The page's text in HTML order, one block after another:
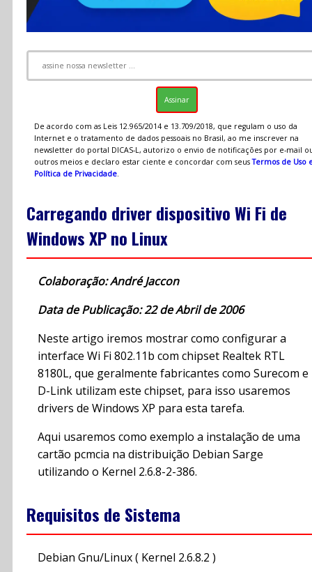
De acordo com as Leis 12.965/2014 e 13.709/2018, que regulam o uso da
Internet e o tratamento de dados pessoais no Brasil, ao me inscrever na
newsletter do portal DICAS-L, autorizo o envio de notificações por e-mail
outros meios e declaro estar ciente e concordar com seusTermos de Uso
Política de Privacidade.
Carregando driver dispositivo Wi Fi de
Windows XP no Linux
Colaboração: André Jaccon
Data de Publicação: 22 de Abril de 2006
Neste artigo iremos mostrar como configurar a
interface Wi Fi 802.11b com chipset Realtek RTL
8180L, que geralmente fabricantes como Surecom e
D-Link utilizam este chipset, para isso usaremos
drivers de Windows XP para esta tarefa.
Aqui usaremos como exemplo a instalação de uma
cartão pcmcia na distribuição Debian Sarge
utilizando o Kernel 2.6.8-2-386.
Requisitos de Sistema
Debian Gnu/Linux ( Kernel 2.6.8.2 )